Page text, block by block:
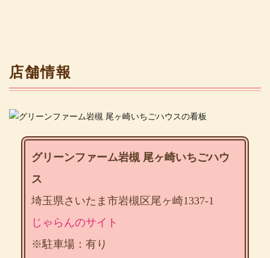
店舗情報
グリーンファーム岩槻 尾ヶ崎いちごハウ
ス
埼玉県さいたま市岩槻区尾ヶ崎1337-1
じゃらんのサイト
※駐車場：有り